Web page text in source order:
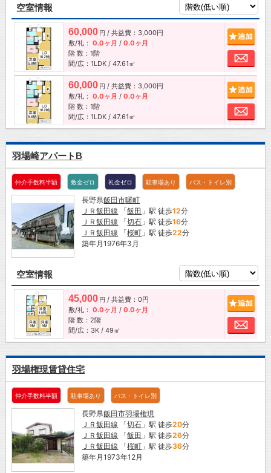
空室情報
60,000 円 / 共益費：3,000円
敷/礼： 0.0ヶ月 / 0.0ヶ月
階 数：1階
間/広：1LDK / 47.61㎡
お
60,000 円 / 共益費：3,000円
敷/礼： 0.0ヶ月 / 0.0ヶ月
階 数：1階
間/広：1LDK / 47.61㎡
お
羽場崎アパートB
仲介手数料半額 敷金ゼロ 礼金ゼロ 駐車場あり バス・トイレ別
長野県飯田市曙町
ＪＲ飯田線 「飯田 」駅 徒歩12分
ＪＲ飯田線 「切石 」駅 徒歩16分
ＪＲ飯田線 「桜町 」駅 徒歩22分
築年月1976年3月
空室情報
45,000 円 / 共益費：0円
敷/礼： 0.0ヶ月 / 0.0ヶ月
階 数：2階
間/広：3K / 49㎡
お
羽場権現賃貸住宅
仲介手数料半額 駐車場あり バス・トイレ別
長野県飯田市羽場権現
ＪＲ飯田線 「切石 」駅 徒歩20分
ＪＲ飯田線 「飯田 」駅 徒歩26分
ＪＲ飯田線 「桜町 」駅 徒歩36分
築年月1973年12月